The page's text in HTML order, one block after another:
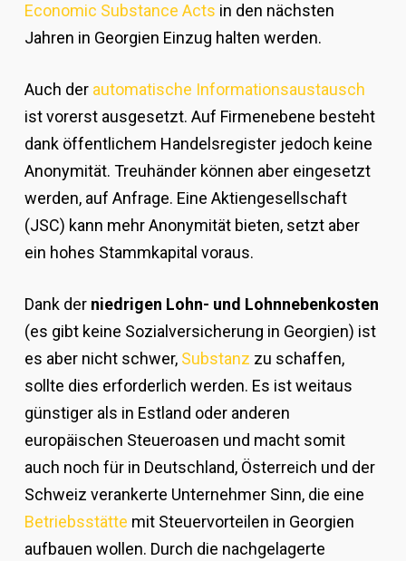
Economic Substance Acts in den nächsten
Jahren in Georgien Einzug halten werden.
Auch der automatische Informationsaustausch
ist vorerst ausgesetzt. Auf Firmenebene besteht
dank öffentlichem Handelsregister jedoch keine
Anonymität. Treuhänder können aber eingesetzt
werden, auf Anfrage. Eine Aktiengesellschaft
(JSC) kann mehr Anonymität bieten, setzt aber
ein hohes Stammkapital voraus.
Dank der niedrigen Lohn- und Lohnnebenkosten
(es gibt keine Sozialversicherung in Georgien) ist
es aber nicht schwer, Substanz zu schaffen,
sollte dies erforderlich werden. Es ist weitaus
günstiger als in Estland oder anderen
europäischen Steueroasen und macht somit
auch noch für in Deutschland, Österreich und der
Schweiz verankerte Unternehmer Sinn, die eine
Betriebsstätte mit Steuervorteilen in Georgien
aufbauen wollen. Durch die nachgelagerte